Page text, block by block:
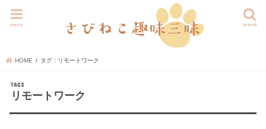
search
menu
HOME タグ : リモートワーク
リモートワーク